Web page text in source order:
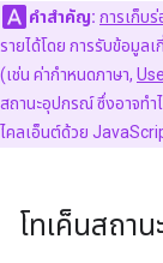
คำสำคัญ: การเก็บร่
รายได้โดย การรับข้อมูล
(เช่น ค่ากำหนดภาษา,
สถานะอุปกรณ์ ซึ่งอาจทำ
ไคลเอ็นต์ด้วย
โทเค็นสถา